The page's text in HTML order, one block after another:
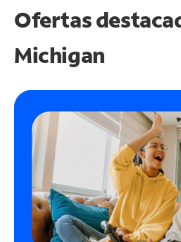
Ofertas
Michigan